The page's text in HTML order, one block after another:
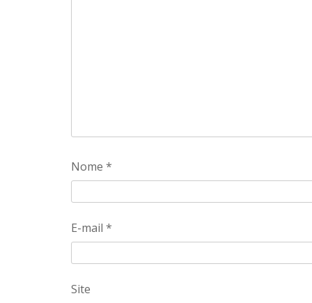
Nome *
E-mail *
Site